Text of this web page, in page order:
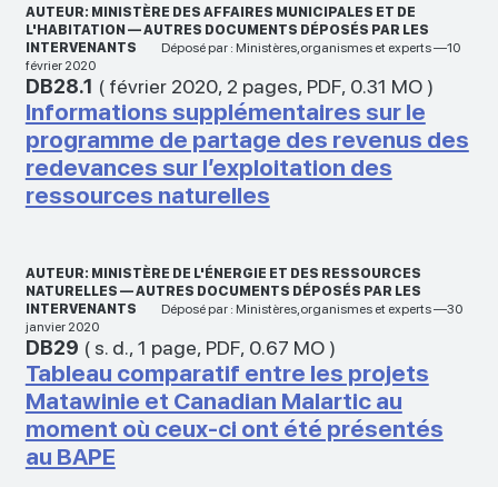
AUTEUR: MINISTÈRE DES AFFAIRES MUNICIPALES ET DE
L'HABITATION — AUTRES DOCUMENTS DÉPOSÉS PAR LES
INTERVENANTS
Déposé par : Ministères,organismes et experts —10
février 2020
DB28.1 ( février 2020, 2 pages, PDF, 0.31 MO)
Informations supplémentaires sur le
programme de partage des revenus des
redevances sur l’exploitation des
ressources naturelles
AUTEUR: MINISTÈRE DE L'ÉNERGIE ET DES RESSOURCES
NATURELLES — AUTRES DOCUMENTS DÉPOSÉS PAR LES
INTERVENANTS
Déposé par : Ministères,organismes et experts —30
janvier 2020
DB29 ( s. d., 1 page, PDF, 0.67 MO)
Tableau comparatif entre les projets
Matawinie et Canadian Malartic au
moment où ceux-ci ont été présentés
au BAPE